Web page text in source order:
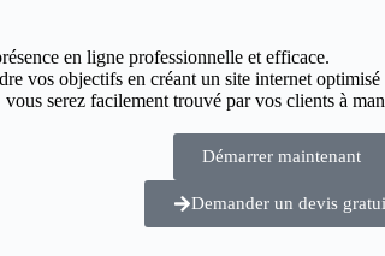
en ligne professionnelle et efficace.
vos objectifs en créant un site internet
serez facilement trouvé par vos clients à
Démarrer maintenant
Demander un devis